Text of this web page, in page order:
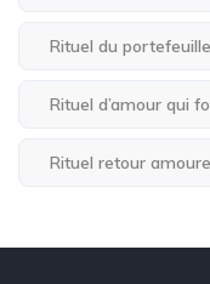
Rituel du
Rituel d’amour qui
Rituel retour